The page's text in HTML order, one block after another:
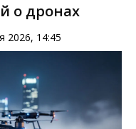
о дронах
2026, 14:45